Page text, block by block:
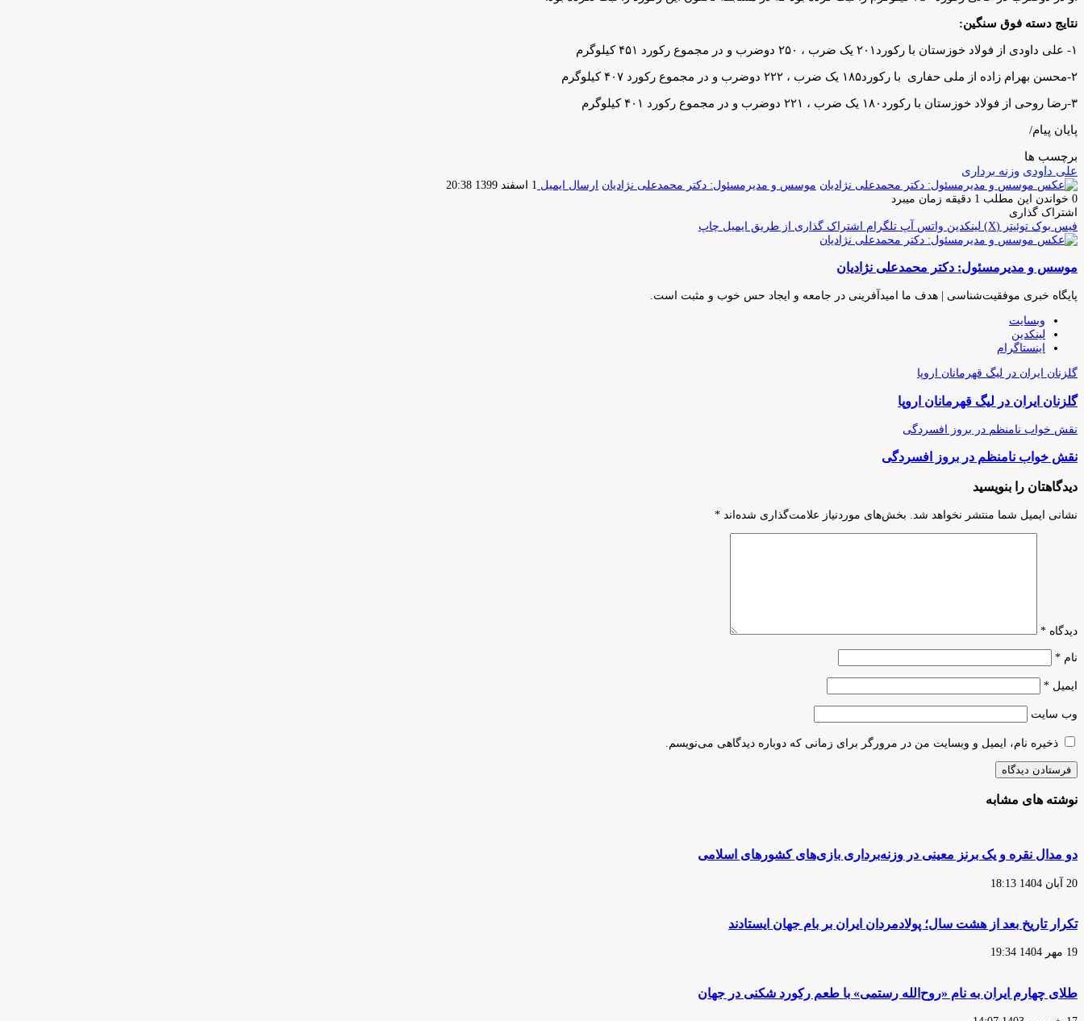
نتایج دسته فوق سنگین:
۱- علی داودی از فولاد خوزستان با رکورد۲۰۱ یک ضرب ، ۲۵۰ دوضرب و در مجموع رکورد ۴۵۱ کیلوگرم
۲-محسن بهرام زاده از ملی حفاری با رکورد۱۸۵ یک ضرب ، ۲۲۲ دوضرب و در مجموع رکورد ۴۰۷ کیلوگرم
۳-رضا روحی از فولاد خوزستان با رکورد۱۸۰ یک ضرب ، ۲۲۱ دوضرب و در مجموع رکورد ۴۰۱ کیلوگرم
پایان پیام/
برچسب ها
علی داودی وزنه برداری
موسس و مدیرمسئول: دکتر محمدعلی نژادیان ارسال ایمیل 1 اسفند 1399 20:38
0 خواندن این مطلب 1 دقیقه زمان میبرد
اشتراک گذاری
فیس بوک توئیتر (X) لینکدین واتس آپ تلگرام اشتراک گذاری از طریق ایمیل چاپ
موسس و مدیرمسئول: دکتر محمدعلی نژادیان
پایگاه خبری موفقیت‌شناسی | هدف ما امیدآفرینی در جامعه و ایجاد حس خوب و مثبت است.
وبسایت
لینکدین
اینستاگرام
گلزنان ایران در لیگ قهرمانان اروپا
گلزنان ایران در لیگ قهرمانان اروپا
نقش خواب نامنظم در بروز افسردگی
نقش خواب نامنظم در بروز افسردگی
دیدگاهتان را بنویسید
نشانی ایمیل شما منتشر نخواهد شد. بخش‌های موردنیاز علامت‌گذاری شده‌اند *
دیدگاه *
نام *
ایمیل *
وب‌ سایت
ذخیره نام، ایمیل و وبسایت من در مرورگر برای زمانی که دوباره دیدگاهی می‌نویسم.
نوشته های مشابه
دو مدال نقره و یک برنز معینی در وزنه‌برداری بازی‌های کشورهای اسلامی
20 آبان 1404 18:13
تکرار تاریخ بعد از هشت سال؛ پولادمردان ایران بر بام جهان ایستادند
19 مهر 1404 19:34
طلای چهارم ایران به نام «روح‌الله رستمی» با طعم رکورد شکنی در جهان